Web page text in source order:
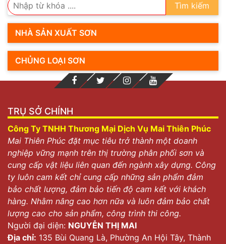
Tìm kiếm
NHÀ SẢN XUẤT SƠN
CHỦNG LOẠI SƠN
TRỤ SỞ CHÍNH
Công Ty TNHH Thương Mại Dịch Vụ Mai Thiên Phúc
Mai Thiên Phúc đặt mục tiêu trở thành một doanh
nghiệp vững mạnh trên thị trường phân phối sơn và
cung cấp vật liệu liên quan đến ngành xây dựng. Công
ty luôn cam kết chỉ cung cấp những sản phẩm đảm
bảo chất lượng, đảm bảo tiến độ cam kết với khách
hàng. Nhằm nâng cao hơn nữa và luôn đảm bảo chất
lượng cao cho sản phẩm, công trình thi công.
Người đại diện: NGUYỄN THỊ MAI
Địa chỉ: 135 Bùi Quang Là, Phường An Hội Tây, Thành